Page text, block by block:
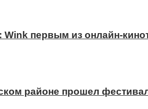
Wink первым из онлайн-
районе прошел